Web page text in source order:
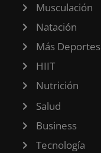
Musculación
Natación
Más Deportes
HIIT
Nutrición
Salud
Business
Tecnología